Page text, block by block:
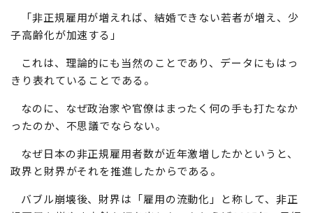
「非正規雇用が増えれば、結婚できない若者が増え、少
子高齢化が加速する」
これは、理論的にも当然のことであり、データにもはっ
きり表れていることである。
なのに、なぜ政治家や官僚はまったく何の手も打たなか
ったのか、不思議でならない。
なぜ日本の非正規雇用者数が近年激増したかというと、
政界と財界がそれを推進したからである。
バブル崩壊後、財界は「雇用の流動化」と称して、非正